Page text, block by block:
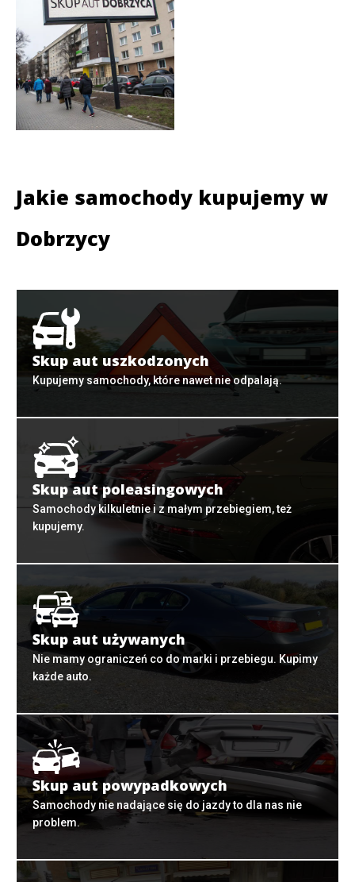
Jakie samochody kupujemy w
Dobrzycy
Skup aut uszkodzonych
Kupujemy samochody, które nawet nie odpalają.
Skup aut poleasingowych
Samochody kilkuletnie i z małym przebiegiem, też
kupujemy.
Skup aut używanych
Nie mamy ograniczeń co do marki i przebiegu. Kupimy
każde auto.
Skup aut powypadkowych
Samochody nie nadające się do jazdy to dla nas nie
problem.